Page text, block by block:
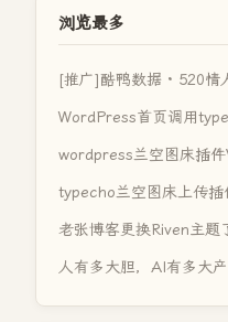
浏览最多
[推广]酷鸭数据 · 520情
WordPress首页调用
wordpress兰空图床插件
typecho兰空图床上传插
老张博客更换Riven主题
人有多大胆，AI有多大产